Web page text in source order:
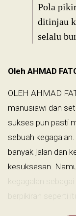
Pola
ditinjau
selalu
Oleh AHMAD
OLEH AHMAD
manusiawi dan
sukses pun pasti
sebuah
banyak jalan dan
kesuksesan.
kegagalan
berpikiran seperti